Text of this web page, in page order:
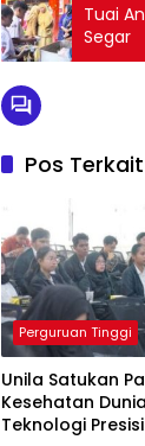
Tuai
Segar
Pos Terkait
Perguruan Tinggi
Unila Satukan
Kesehatan
Teknologi